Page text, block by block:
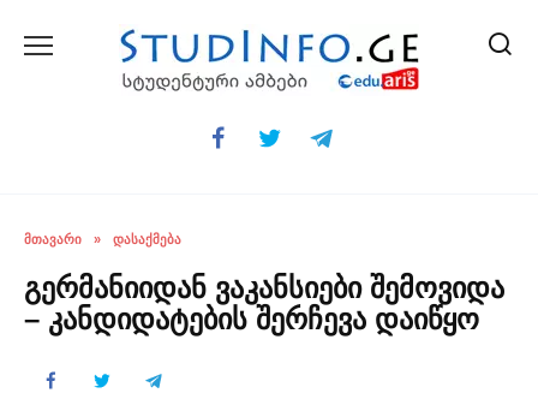
ᲛᲗᲐᲕᲐᲠᲘ » ᲓᲐᲡᲐᲥᲛᲔᲑᲐ
გერმანიიდან ვაკანსიები შემოვიდა
– კანდიდატების შერჩევა დაიწყო